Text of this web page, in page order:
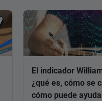
El indicador
¿qué es, cómo se
cómo puede